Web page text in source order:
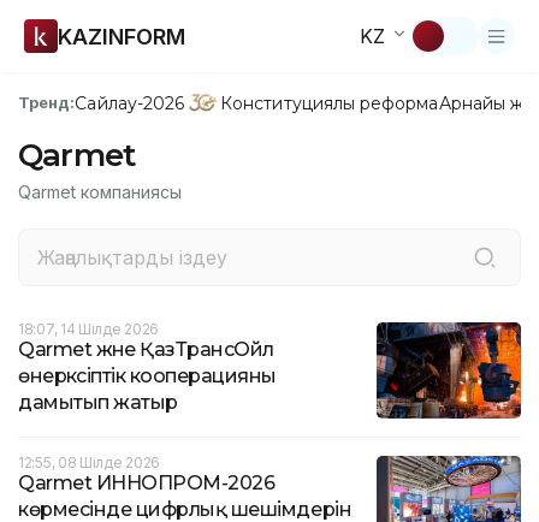
KAZINFORM KZ
Тренд:Сайлау-2026 Конституциялық реформаАрнайы
Qarmet
Qarmet компаниясы
18:07, 14 Шілде 2026
Qarmet және ҚазТрансОйл
өнеркәсіптік кооперацияны
дамытып жатыр
12:55, 08 Шілде 2026
Qarmet ИННОПРОМ-2026
көрмесінде цифрлық шешімдерін